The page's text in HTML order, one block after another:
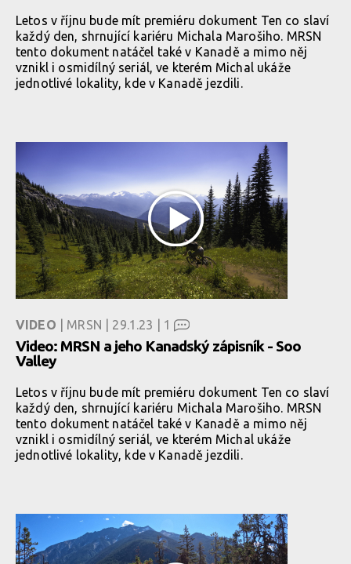
Letos v říjnu bude mít premiéru dokument Ten co slaví
každý den, shrnující kariéru Michala Marošiho. MRSN
tento dokument natáčel také v Kanadě a mimo něj
vznikl i osmidílný seriál, ve kterém Michal ukáže
jednotlivé lokality, kde v Kanadě jezdili.
VIDEO | MRSN | 29.1.23 | 1
Video: MRSN a jeho Kanadský zápisník - Soo
Valley
Letos v říjnu bude mít premiéru dokument Ten co slaví
každý den, shrnující kariéru Michala Marošiho. MRSN
tento dokument natáčel také v Kanadě a mimo něj
vznikl i osmidílný seriál, ve kterém Michal ukáže
jednotlivé lokality, kde v Kanadě jezdili.